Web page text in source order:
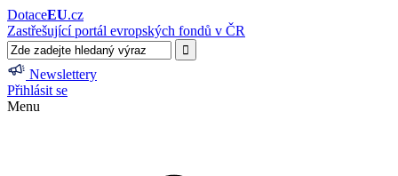
DotaceEU.cz
Zastřešující portál evropských fondů v ČR
Newslettery
Přihlásit se
Menu